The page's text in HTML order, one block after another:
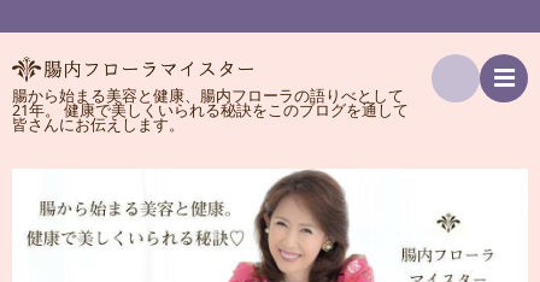
腸から始まる美容と健康、腸内フローラの語りべとして
21年。 健康で美しくいられる秘訣をこのブログを通して
皆さんにお伝えします。
索